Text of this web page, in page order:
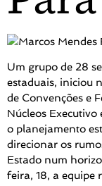
Um grupo de 28
estaduais, iniciou
de Convenções e
Núcleos
o planejamento
direcionar os
Estado num
feira, 18, a equipe